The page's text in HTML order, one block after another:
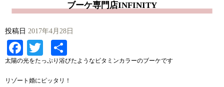
ブーケ専門店INFINITY
投稿日 2017年4月28日
Facebook
Twitter
有
太陽の光をたっぷり浴びたようなビタミンカラーのブーケです
リゾート婚にピッタリ！